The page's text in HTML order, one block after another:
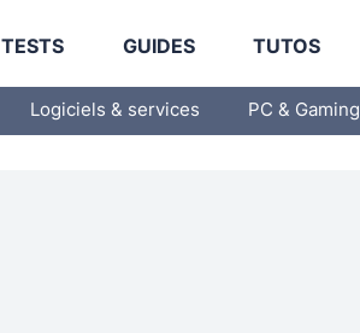
TESTS GUIDES TUTOS
Logiciels & services PC & Gaming